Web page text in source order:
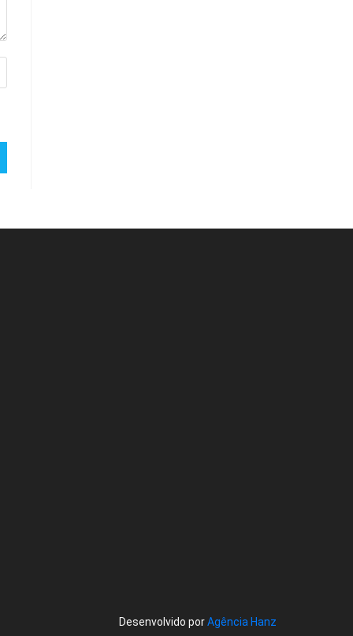
Desenvolvido porAgência Hanz